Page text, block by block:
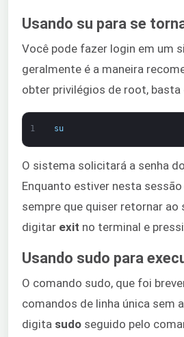
Usando su para se
Você pode fazer login em um
geralmente é a maneira
obter privilégios de root,
1 su
O sistema solicitará a senha
Enquanto estiver nesta
sempre que quiser retornar
digitar exit no terminal e
Usando sudo para
O comando sudo, que foi
comandos de linha única sem
digita sudo seguido pelo